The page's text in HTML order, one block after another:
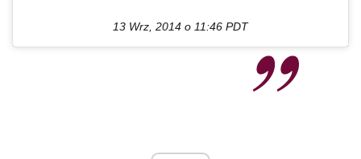
13 Wrz, 2014 o 11:46 PDT